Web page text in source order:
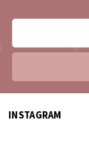
INSTAGRAM